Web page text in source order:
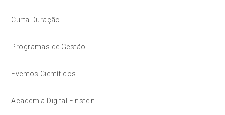
Curta Duração
Programas de Gestão
Eventos Científicos
Academia Digital Einstein